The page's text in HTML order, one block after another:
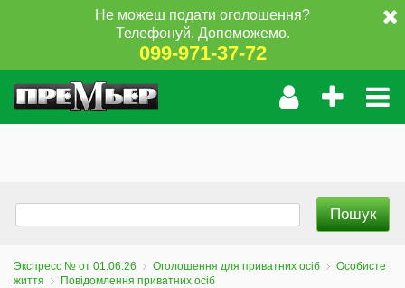
Не можеш подати оголошення?
Телефонуй. Допоможемо.
099-971-37-72
Экспресс № от 01.06.26 Оголошення для приватних осіб
Особисте
життя
Повідомлення приватних осіб